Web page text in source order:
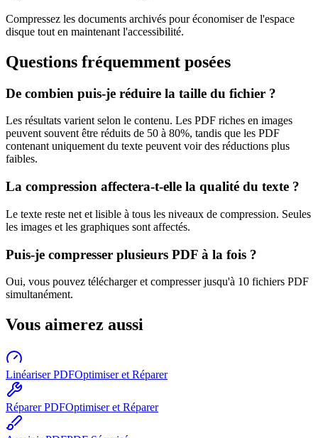
Compressez les documents archivés pour économiser de l'espace
disque tout en maintenant l'accessibilité.
Questions fréquemment posées
De combien puis-je réduire la taille du fichier ?
Les résultats varient selon le contenu. Les PDF riches en images
peuvent souvent être réduits de 50 à 80%, tandis que les PDF
contenant uniquement du texte peuvent voir des réductions plus
faibles.
La compression affectera-t-elle la qualité du texte ?
Le texte reste net et lisible à tous les niveaux de compression. Seules
les images et les graphiques sont affectés.
Puis-je compresser plusieurs PDF à la fois ?
Oui, vous pouvez télécharger et compresser jusqu'à 10 fichiers PDF
simultanément.
Vous aimerez aussi
Linéariser PDFOptimiser et Réparer
Réparer PDFOptimiser et Réparer